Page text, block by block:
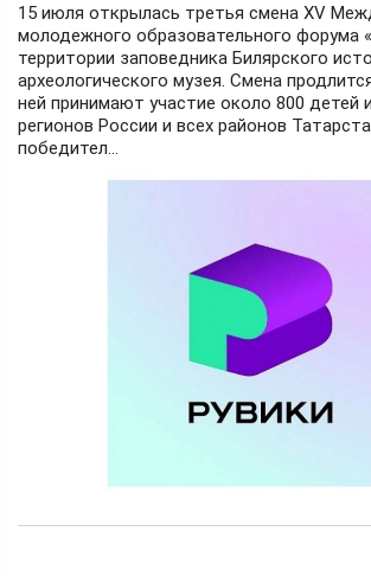
15 июля открылась третья смена XV
молодежного образовательного форума
территории заповедника Билярского
археологического музея. Смена
ней принимают участие около 800 детей
регионов России и всех районов
победител...